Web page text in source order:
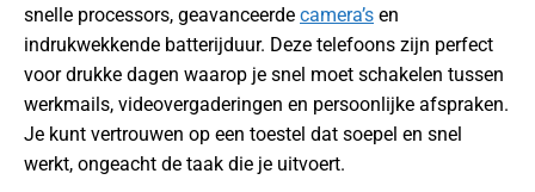
snelle processors, geavanceerde camera’s en
indrukwekkende batterijduur. Deze telefoons zijn perfect
voor drukke dagen waarop je snel moet schakelen tussen
werkmails, videovergaderingen en persoonlijke afspraken.
Je kunt vertrouwen op een toestel dat soepel en snel
werkt, ongeacht de taak die je uitvoert.